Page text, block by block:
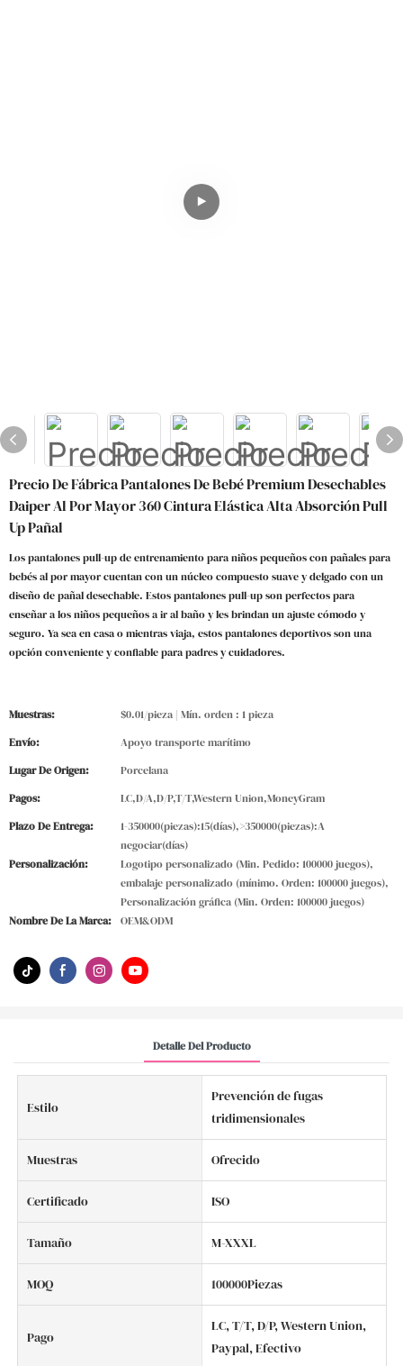
Precio De Fábrica Pantalones De Bebé Premium Desechables
Daiper Al Por Mayor 360 Cintura Elástica Alta Absorción Pull
Up Pañal
Los pantalones pull-up de entrenamiento para niños pequeños con pañales para
bebés al por mayor cuentan con un núcleo compuesto suave y delgado con un
diseño de pañal desechable. Estos pantalones pull-up son perfectos para
enseñar a los niños pequeños a ir al baño y les brindan un ajuste cómodo y
seguro. Ya sea en casa o mientras viaja, estos pantalones deportivos son una
opción conveniente y confiable para padres y cuidadores.
Muestras:
$0.01/pieza | Mín. orden : 1 pieza
Envío:
Apoyo transporte marítimo
Lugar De Origen:
Porcelana
Pagos:
LC,D/A,D/P,T/T,Western Union,MoneyGram
Plazo De Entrega:
1-350000(piezas):15(días),>350000(piezas):A
negociar(días)
Personalización:
Logotipo personalizado (Min. Pedido: 100000 juegos),
embalaje personalizado (mínimo. Orden: 100000 juegos),
Personalización gráfica (Min. Orden: 100000 juegos)
Nombre De La Marca:
OEM&ODM
Detalle Del Producto
Estilo
Prevención de fugas
tridimensionales
Muestras Ofrecido
Certificado ISO
Tamaño M-XXXL
MOQ 100000Piezas
Pago
LC, T/T, D/P, Western Union,
Paypal, Efectivo